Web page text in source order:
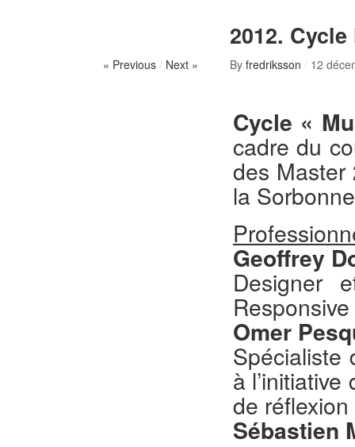
2012.
« Previous / Next » By fredriksson / 12
Cycle «
cadre du
des Master
la
Geoffrey
Designer
Omer
Spécialiste
à
de
Sébastien